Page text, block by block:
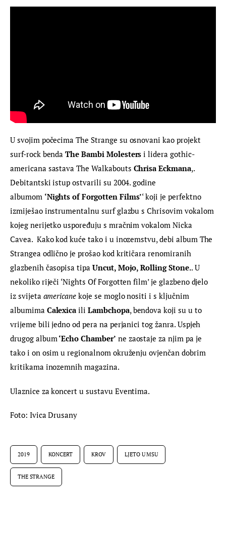
U svojim počecima The Strange su osnovani kao projekt
surf-rock benda The Bambi Molesters i lidera gothic-
americana sastava The Walkabouts Chrisa Eckmana,.
Debitantski istup ostvarili su 2004. godine
albumom ‘Nights of Forgotten Films’‘ koji je perfektno
izmiješao instrumentalnu surf glazbu s Chrisovim vokalom
kojeg nerijetko uspoređuju s mračnim vokalom Nicka
Cavea.  Kako kod kuće tako i u inozemstvu, debi album The
Strangea odlično je prošao kod kritičara renomiranih
glazbenih časopisa tipa Uncut, Mojo, Rolling Stone.. U
nekoliko riječi ‘Nights Of Forgotten film’ je glazbeno djelo
iz svijeta americane koje se moglo nositi i s ključnim
albumima Calexica ili Lambchopa, bendova koji su u to
vrijeme bili jedno od pera na perjanici tog žanra. Uspjeh
drugog album ‘Echo Chamber’ ne zaostaje za njim pa je
tako i on osim u regionalnom okruženju ovjenčan dobrim
kritikama inozemnih magazina.
Ulaznice za koncert u sustavu Eventima.
Foto: Ivica Drusany
2019 KONCERT KROV LJETO U MSU
THE STRANGE